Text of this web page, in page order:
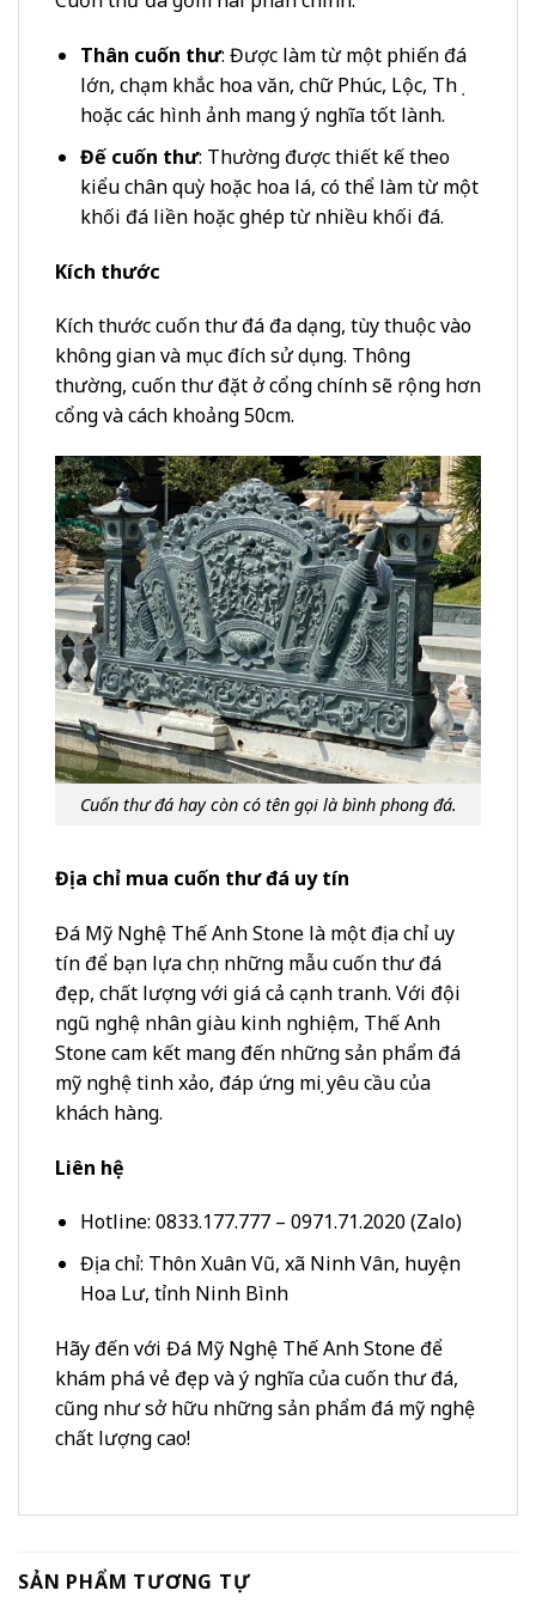
Thân cuốn thư: Được làm từ một phiến đá
lớn, chạm khắc hoa văn, chữ Phúc, Lộc, Thọ
hoặc các hình ảnh mang ý nghĩa tốt lành.
Đế cuốn thư: Thường được thiết kế theo
kiểu chân quỳ hoặc hoa lá, có thể làm từ một
khối đá liền hoặc ghép từ nhiều khối đá.
Kích thước
Kích thước cuốn thư đá đa dạng, tùy thuộc vào
không gian và mục đích sử dụng. Thông
thường, cuốn thư đặt ở cổng chính sẽ rộng hơn
cổng và cách khoảng 50cm.
Cuốn thư đá hay còn có tên gọi là bình phong đá.
Địa chỉ mua cuốn thư đá uy tín
Đá Mỹ Nghệ Thế Anh Stone là một địa chỉ uy
tín để bạn lựa chọn những mẫu cuốn thư đá
đẹp, chất lượng với giá cả cạnh tranh. Với đội
ngũ nghệ nhân giàu kinh nghiệm, Thế Anh
Stone cam kết mang đến những sản phẩm đá
mỹ nghệ tinh xảo, đáp ứng mọi yêu cầu của
khách hàng.
Liên hệ
Hotline: 0833.177.777 – 0971.71.2020 (Zalo)
Địa chỉ: Thôn Xuân Vũ, xã Ninh Vân, huyện
Hoa Lư, tỉnh Ninh Bình
Hãy đến với Đá Mỹ Nghệ Thế Anh Stone để
khám phá vẻ đẹp và ý nghĩa của cuốn thư đá,
cũng như sở hữu những sản phẩm đá mỹ nghệ
chất lượng cao!
SẢN PHẨM TƯƠNG TỰ